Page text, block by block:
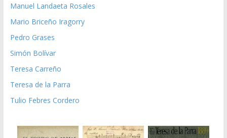
Manuel Landaeta Rosales
Mario Briceño Iragorry
Pedro Grases
Simón Bolívar
Teresa Carreño
Teresa de la Parra
Tulio Febres Cordero